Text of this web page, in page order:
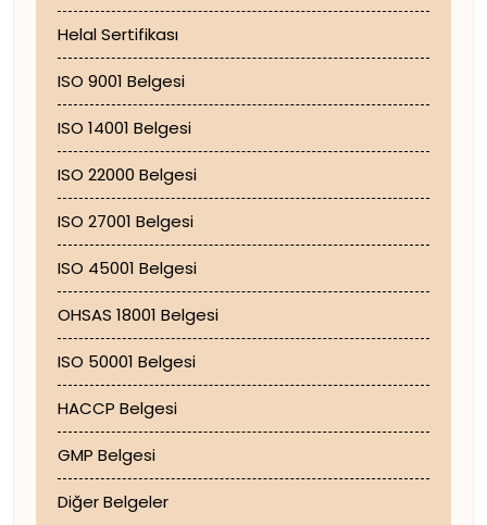
Helal Sertifikası
ISO 9001 Belgesi
ISO 14001 Belgesi
ISO 22000 Belgesi
ISO 27001 Belgesi
ISO 45001 Belgesi
OHSAS 18001 Belgesi
ISO 50001 Belgesi
HACCP Belgesi
GMP Belgesi
Diğer Belgeler